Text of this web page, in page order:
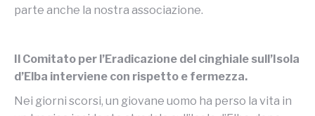
parte anche la nostra associazione.
Il Comitato per l’Eradicazione del cinghiale sull’Isola
d’Elba interviene con rispetto e fermezza.
Nei giorni scorsi, un giovane uomo ha perso la vita in